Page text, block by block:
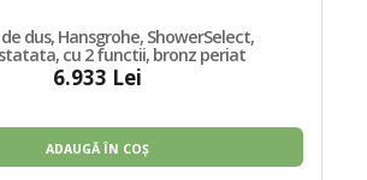
dus, Hansgrohe, ShowerSelect,
cu 2 functii, bronz periat
6.933 Lei
ADAUGĂ ÎN COȘ